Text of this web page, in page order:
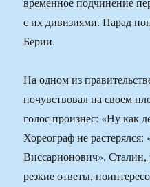
с их дивизиями. Парад
Берии.
На одном из
почувствовал на своем
голос произнес: «Ну как
Хореограф не
Виссарионович».
резкие ответы,